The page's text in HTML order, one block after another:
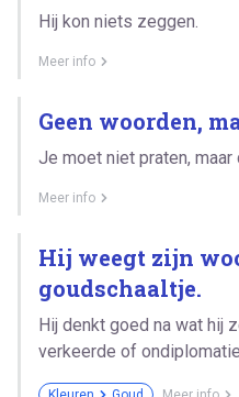
Hij kon niets zeggen.
Meer info
Geen woorden,
Je moet niet praten, maar
Meer info
Hij weegt zijn
goudschaaltje.
Hij denkt goed na wat hij
verkeerde of